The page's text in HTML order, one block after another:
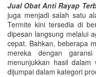
Jual Obat Anti Rayap
juga menjadi salah satu
Termite kini tersedia di
dipesan langsung melalui
cepat. Bahkan, beberapa
mereka dengan
menunjukkan hasil
dijumpai dalam kategori